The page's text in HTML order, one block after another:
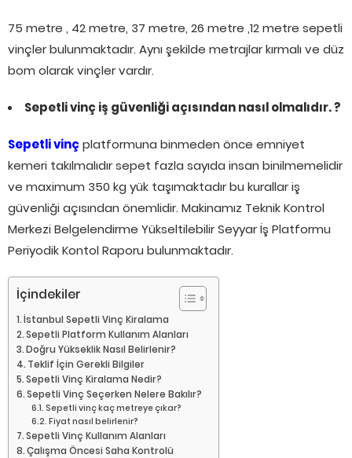
75 metre , 42 metre, 37 metre, 26 metre ,12 metre sepetli
vinçler bulunmaktadır. Aynı şekilde metrajlar kırmalı ve düz
bom olarak vinçler vardır.
Sepetli vinç iş güvenliği açısından nasıl olmalıdır. ?
Sepetli vinçplatformuna binmeden önce emniyet
kemeri takılmalıdır sepet fazla sayıda insan binilmemelidir
ve maximum 350 kg yük taşımaktadır bu kurallar iş
güvenliği açısından önemlidir. Makinamız Teknik Kontrol
Merkezi Belgelendirme Yükseltilebilir Seyyar İş Platformu
Periyodik Kontol Raporu bulunmaktadır.
İçindekiler
İstanbul Sepetli Vinç Kiralama
Sepetli Platform Kullanım Alanları
Doğru Yükseklik Nasıl Belirlenir?
Teklif İçin Gerekli Bilgiler
Sepetli Vinç Kiralama Nedir?
Sepetli Vinç Seçerken Nelere Bakılır?
Sepetli vinç kaç metreye çıkar?
Fiyat nasıl belirlenir?
Sepetli Vinç Kullanım Alanları
Çalışma Öncesi Saha Kontrolü